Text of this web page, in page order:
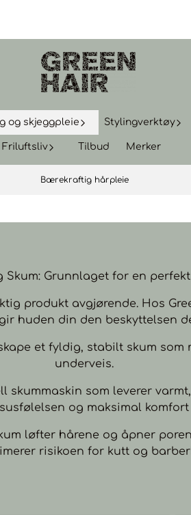
og skjeggpleie Stylingverktøy
Friluftsliv Tilbud Merker
Bærekraftig hårpleie
Skum: Grunnlaget for en
produkt avgjørende. Hos
huden din den beskyttelsen
et fyldig, stabilt skum
underveis.
skummaskin som leverer
og maksimal
løfter hårene og åpner
risikoen for kutt og